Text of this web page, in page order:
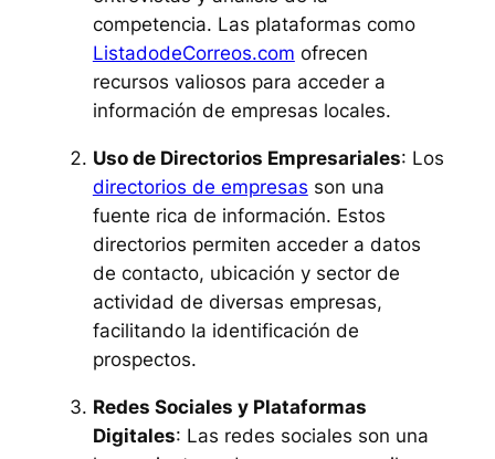
competencia. Las plataformas como
ListadodeCorreos.com ofrecen
recursos valiosos para acceder a
información de empresas locales.
Uso de Directorios Empresariales: Los
directorios de empresas son una
fuente rica de información. Estos
directorios permiten acceder a datos
de contacto, ubicación y sector de
actividad de diversas empresas,
facilitando la identificación de
prospectos.
Redes Sociales y Plataformas
Digitales: Las redes sociales son una